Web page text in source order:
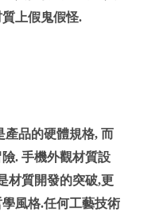
上假鬼假怪.
產品的硬體規格, 而
. 手機外觀材質設
材質開發的突破,更
風格.任何工藝技術